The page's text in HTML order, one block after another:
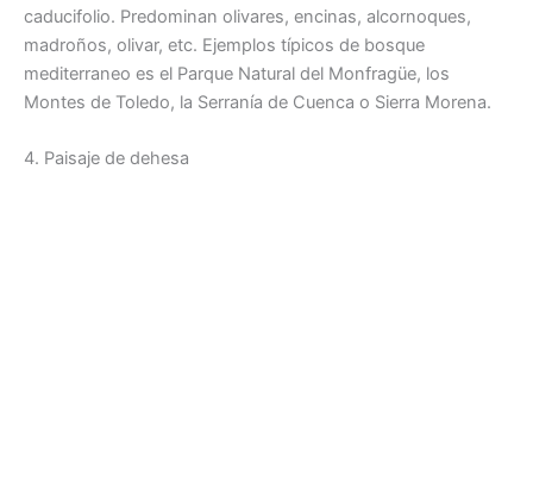
caducifolio. Predominan olivares, encinas, alcornoques,
madroños, olivar, etc. Ejemplos típicos de bosque
mediterraneo es el Parque Natural del Monfragüe, los
Montes de Toledo, la Serranía de Cuenca o Sierra Morena.
4. Paisaje de dehesa